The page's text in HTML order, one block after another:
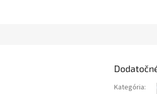
Kategória: